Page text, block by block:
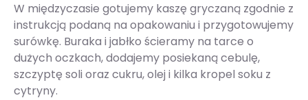
W międzyczasie gotujemy kaszę gryczaną zgodnie z
instrukcją podaną na opakowaniu i przygotowujemy
surówkę. Buraka i jabłko ścieramy na tarce o
dużych oczkach, dodajemy posiekaną cebulę,
szczyptę soli oraz cukru, olej i kilka kropel soku z
cytryny.